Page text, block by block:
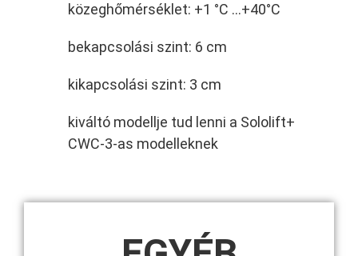
közeghőmérséklet: +1 °C …+40°C
bekapcsolási szint: 6 cm
kikapcsolási szint: 3 cm
kiváltó modellje tud lenni a Sololift+
CWC-3-as modelleknek